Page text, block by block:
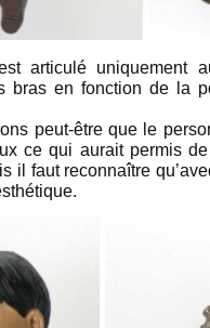
articulé uniquement
bras en fonction de la
peut-être que le
ce qui aurait permis
il faut reconnaître